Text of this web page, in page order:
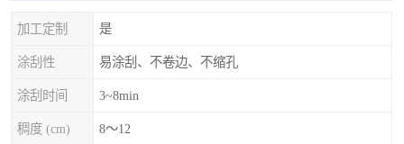
加工定制 是
涂刮性 易涂刮、不卷边、不缩孔
涂刮时间 3~8min
稠度 (cm) 8～12